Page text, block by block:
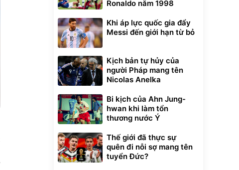
Ronaldo năm 1998
Khi áp lực quốc gia đẩy
Messi đến giới hạn từ bỏ
Kịch bản tự hủy của
người Pháp mang tên
Nicolas Anelka
Bi kịch của Ahn Jung-
hwan khi làm tổn
thương nước Ý
Thế giới đã thực sự
quên đi nỗi sợ mang tên
tuyển Đức?